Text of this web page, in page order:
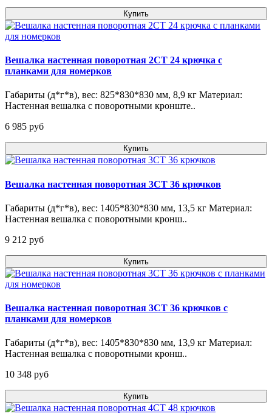
Купить
Вешалка настенная поворотная 2СТ 24 крючка с
планками для номерков
Габариты (д*г*в), вес: 825*830*830 мм, 8,9 кг Материал:
Настенная вешалка с поворотными кронште..
6 985 pуб
Купить
Вешалка настенная поворотная 3СТ 36 крючков
Габариты (д*г*в), вес: 1405*830*830 мм, 13,5 кг Материал:
Настенная вешалка с поворотными кронш..
9 212 pуб
Купить
Вешалка настенная поворотная 3СТ 36 крючков с
планками для номерков
Габариты (д*г*в), вес: 1405*830*830 мм, 13,9 кг Материал:
Настенная вешалка с поворотными кронш..
10 348 pуб
Купить